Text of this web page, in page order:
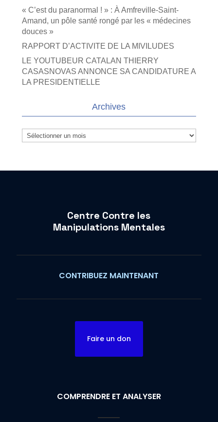
« C’est du paranormal ! » : À Amfreville-Saint-
Amand, un pôle santé rongé par les « médecines
douces »
RAPPORT D’ACTIVITE DE LA MIVILUDES
LE YOUTUBEUR CATALAN THIERRY
CASASNOVAS ANNONCE SA CANDIDATURE A
LA PRESIDENTIELLE
Archives
Archives
Centre Contre les
Manipulations Mentales
CONTRIBUEZ MAINTENANT
Faire un don
COMPRENDRE ET ANALYSER